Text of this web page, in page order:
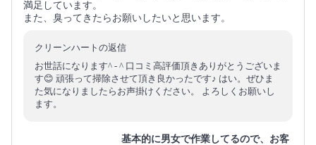
満足しています。
また、臭ってきたらお願いしたいと思います。
クリーンハートの返信
お世話になります^ - ^ 口コミ高評価頂きありがとうございま
す😊 頑張って掃除させて頂き良かったです♪ はい。ぜひま
た気になりましたらお声掛けください。 よろしくお願いし
ます。
基本的に男女で作業してるので、お客